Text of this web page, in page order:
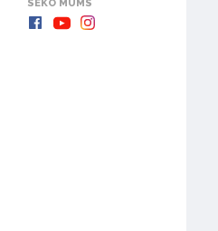
SEKO MUMS